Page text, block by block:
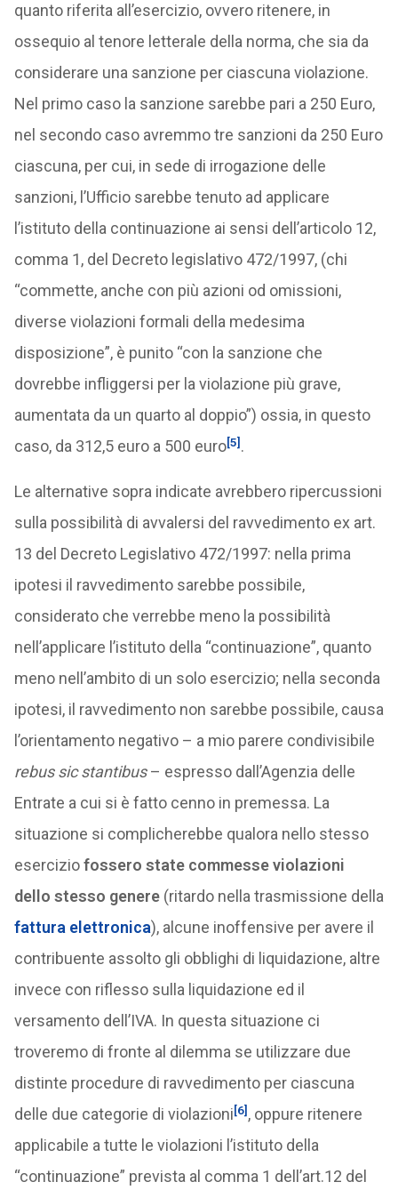
quanto riferita all’esercizio, ovvero ritenere, in
ossequio al tenore letterale della norma, che sia da
considerare una sanzione per ciascuna violazione.
Nel primo caso la sanzione sarebbe pari a 250 Euro,
nel secondo caso avremmo tre sanzioni da 250 Euro
ciascuna, per cui, in sede di irrogazione delle
sanzioni, l’Ufficio sarebbe tenuto ad applicare
l’istituto della continuazione ai sensi dell’articolo 12,
comma 1, del Decreto legislativo 472/1997, (chi
“commette, anche con più azioni od omissioni,
diverse violazioni formali della medesima
disposizione”, è punito “con la sanzione che
dovrebbe infliggersi per la violazione più grave,
aumentata da un quarto al doppio”) ossia, in questo
caso, da 312,5 euro a 500 euro[5] .
Le alternative sopra indicate avrebbero ripercussioni
sulla possibilità di avvalersi del ravvedimento ex art.
13 del Decreto Legislativo 472/1997: nella prima
ipotesi il ravvedimento sarebbe possibile,
considerato che verrebbe meno la possibilità
nell’applicare l’istituto della “continuazione”, quanto
meno nell’ambito di un solo esercizio; nella seconda
ipotesi, il ravvedimento non sarebbe possibile, causa
l’orientamento negativo – a mio parere condivisibile
rebus sic stantibus– espresso dall’Agenzia delle
Entrate a cui si è fatto cenno in premessa. La
situazione si complicherebbe qualora nello stesso
eserciziofossero state commesse violazioni
dello stesso genere(ritardo nella trasmissione della
fattura elettronica), alcune inoffensive per avere il
contribuente assolto gli obblighi di liquidazione, altre
invece con riflesso sulla liquidazione ed il
versamento dell’IVA. In questa situazione ci
troveremo di fronte al dilemma se utilizzare due
distinte procedure di ravvedimento per ciascuna
delle due categorie di violazioni[6] , oppure ritenere
applicabile a tutte le violazioni l’istituto della
“continuazione” prevista al comma 1 dell’art.12 del